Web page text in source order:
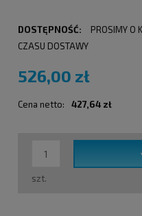
DOSTĘPNOŚĆ:
PROSIMY O
CZASU DOSTAWY
526,00 zł
Cena netto: 427,64 zł
szt.